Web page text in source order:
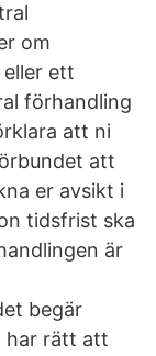
om
ett
förhandling
att ni
att
er avsikt i
tidsfrist ska
är
begär
har rätt att